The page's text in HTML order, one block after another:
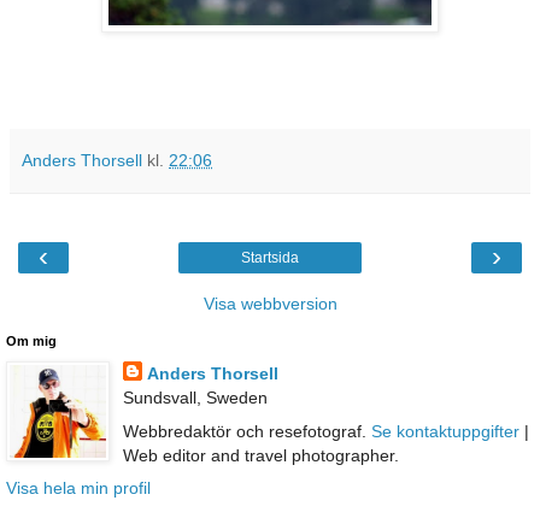
Anders Thorsell kl. 22:06
‹ ›
Startsida
Visa webbversion
Om mig
Anders Thorsell
Sundsvall, Sweden
Webbredaktör och resefotograf. Se kontaktuppgifter|
Web editor and travel photographer.
Visa hela min profil